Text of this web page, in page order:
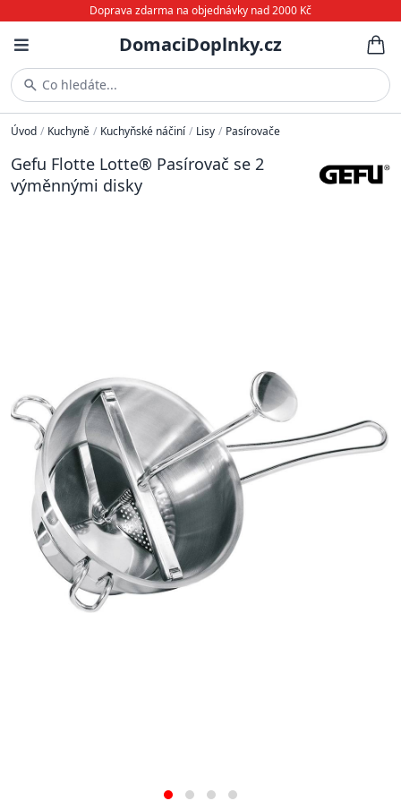
Doprava zdarma na objednávky nad 2000 Kč
DomaciDoplnky.cz
Co hledáte...
Úvod / Kuchyně / Kuchyňské náčiní / Lisy / Pasírovače
Gefu Flotte Lotte® Pasírovač se 2
výměnnými disky